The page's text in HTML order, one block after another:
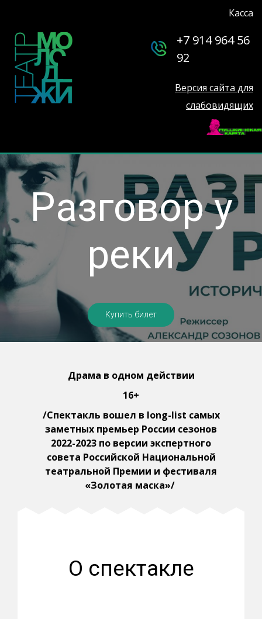
Касса
+7 914 964 56
92
Версия сайта для
слабовидящих
Разговор у
реки
Купить билет
Драма в одном действии
16+
/Спектакль вошел в long-list самых
заметных премьер России сезонов
2022-2023 по версии экспертного
совета Российской Национальной
театральной Премии и фестиваля
«Золотая маска»/
О спектакле